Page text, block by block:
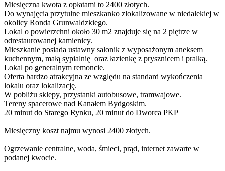
Miesięczna kwota z opłatami to 2400 złotych.
Do wynajęcia przytulne mieszkanko zlokalizowane w niedalekiej w
okolicy Ronda Grunwaldzkiego.
Lokal o powierzchni około 30 m2 znajduje się na 2 piętrze w
odrestaurowanej kamienicy.
Mieszkanie posiada ustawny salonik z wyposażonym aneksem
kuchennym, małą sypialnię oraz łazienkę z prysznicem i pralką.
Lokal po generalnym remoncie.
Oferta bardzo atrakcyjna ze względu na standard wykończenia
lokalu oraz lokalizację.
W pobliżu sklepy, przystanki autobusowe, tramwajowe.
Tereny spacerowe nad Kanałem Bydgoskim.
20 minut do Starego Rynku, 20 minut do Dworca PKP
Miesięczny koszt najmu wynosi 2400 złotych.
Ogrzewanie centralne, woda, śmieci, prąd, internet zawarte w
podanej kwocie.